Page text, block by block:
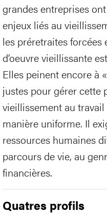
grandes entreprises
enjeux liés au
les préretraites
d’oeuvre vieillissante
Elles peinent encore à
justes pour gérer cette
vieillissement au
manière uniforme. Il
ressources humaines
parcours de vie, au
financières.
Quatres profils